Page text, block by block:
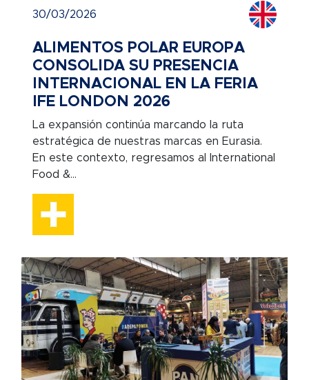
30/03/2026
ALIMENTOS POLAR EUROPA
CONSOLIDA SU PRESENCIA
INTERNACIONAL EN LA FERIA
IFE LONDON 2026
La expansión continúa marcando la ruta
estratégica de nuestras marcas en Eurasia.
En este contexto, regresamos al International
Food &...